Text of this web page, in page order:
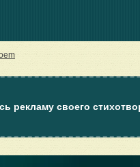
рекламу своего